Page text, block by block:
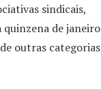
sindicais,
quinzena de janeiro
outras categorias